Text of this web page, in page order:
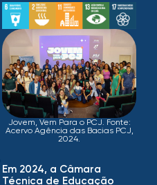
Jovem, Vem Para o PCJ. Fonte:
Acervo Agência das Bacias PCJ,
2024.
Em 2024, a Câmara
Técnica de Educação